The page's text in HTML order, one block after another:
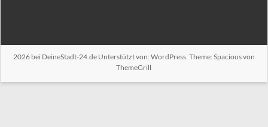
2026 bei DeineStadt-24.deUnterstützt von: WordPress. Theme: Spacious von
ThemeGrill